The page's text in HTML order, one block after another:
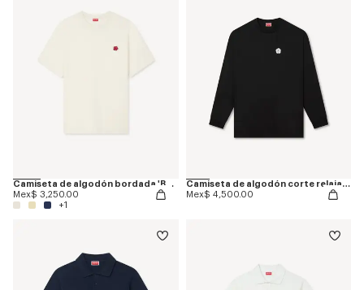
Camiseta de algodón bordada 'Boke Flower'
Mex$ 3,250.00
+1
Camiseta de algodón corte relajado 'Boke Flower 2.0'
Mex$ 4,500.00